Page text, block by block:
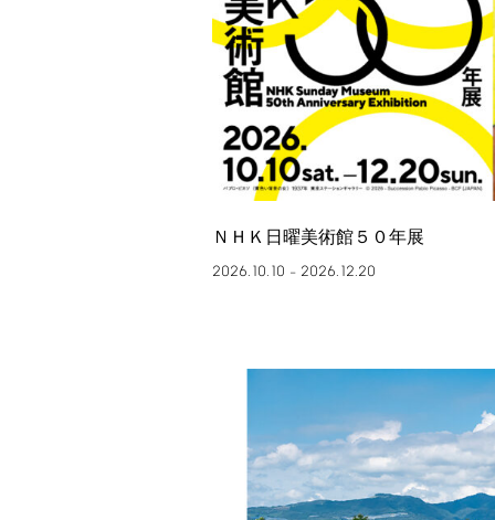
ＮＨＫ日曜美術館５０年展
2026.10.10 – 2026.12.20